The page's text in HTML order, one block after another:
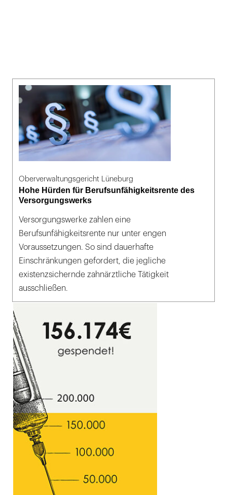
Oberverwaltungsgericht Lüneburg
Hohe Hürden für Berufsunfähigkeitsrente des
Versorgungswerks
Versorgungswerke zahlen eine
Berufsunfähigkeitsrente nur unter engen
Voraussetzungen. So sind dauerhafte
Einschränkungen gefordert, die jegliche
existenzsichernde zahnärztliche Tätigkeit
ausschließen.